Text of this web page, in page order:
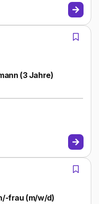
(3 Jahre)
frau (m/w/d)